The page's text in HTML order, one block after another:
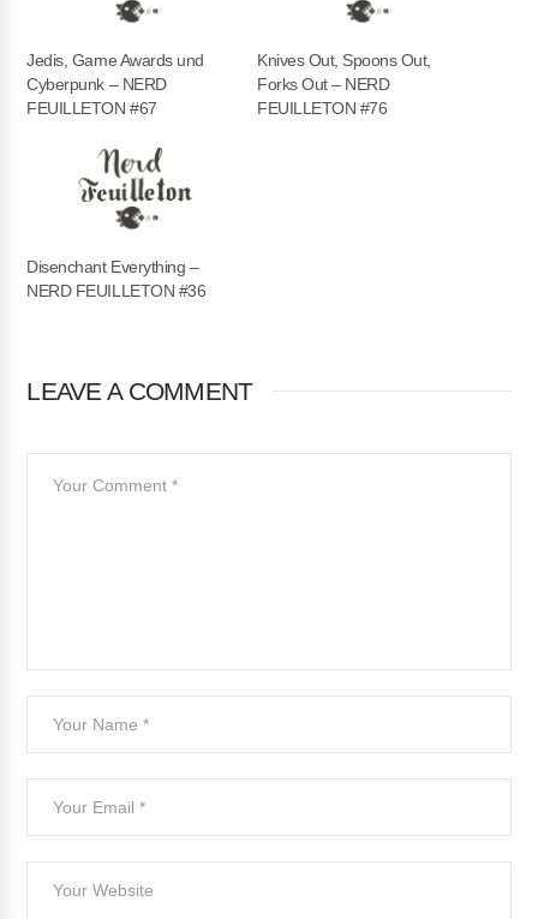
Jedis, Game Awards und
Cyberpunk – NERD
FEUILLETON #67
Knives Out, Spoons Out,
Forks Out – NERD
FEUILLETON #76
Disenchant Everything –
NERD FEUILLETON #36
LEAVE A COMMENT